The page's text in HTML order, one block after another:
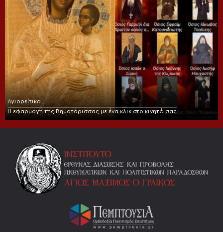
Αγιορείτικα
Η εφαρμογή της Βηματάρισσας με ένα κλικ στο κινητό σας